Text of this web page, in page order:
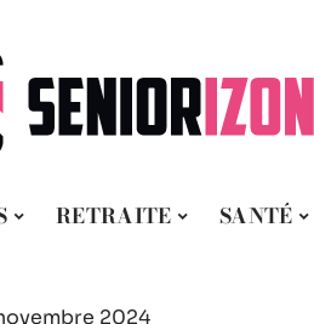
RETRAITE SANTÉ
2024